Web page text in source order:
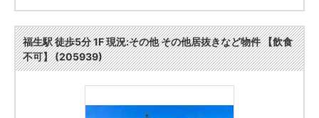
福生駅 徒歩5分 1F 現況:その他 その他居抜きなど物件 【飲食
不可】 (205939)